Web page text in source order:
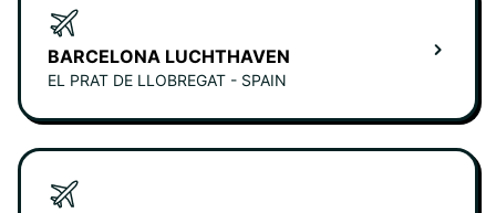
BARCELONA LUCHTHAVEN
EL PRAT DE LLOBREGAT - SPAIN